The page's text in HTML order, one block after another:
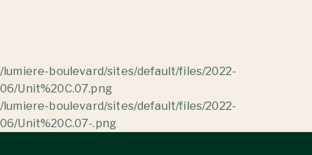
/lumiere-boulevard/sites/default/files/2022-
06/Unit%20C.07.png
/lumiere-boulevard/sites/default/files/2022-
06/Unit%20C.07-.png